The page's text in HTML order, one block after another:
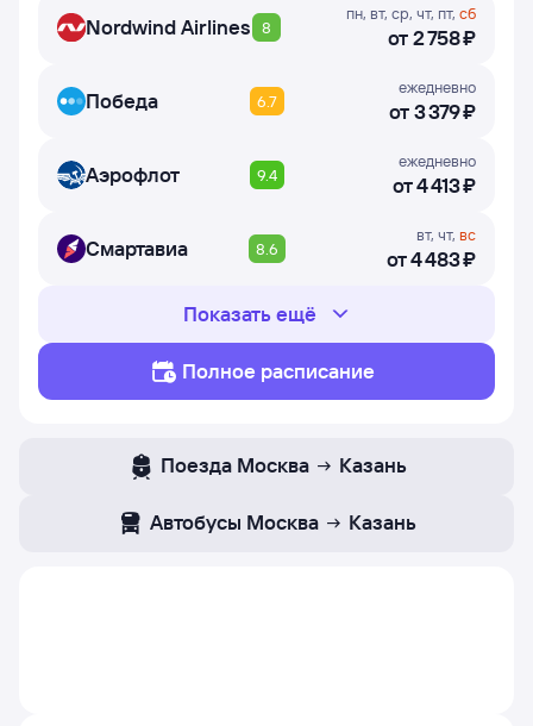
Nordwind Airlines 8
пн, вт, ср, чт, пт, сб
от2 ⁠758 ⁠₽
Победа 6.7
ежедневно
от3 ⁠379 ⁠₽
Аэрофлот 9.4
ежедневно
от4 ⁠413 ⁠₽
Смартавиа 8.6
вт, чт, вс
от4 ⁠483 ⁠₽
Показать ещё
Полное расписание
Поезда Москва Казань
Автобусы Москва Казань